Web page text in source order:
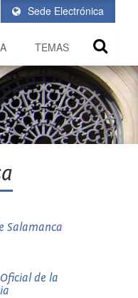
Sede Electrónica
TEMAS
Salamanca
de la